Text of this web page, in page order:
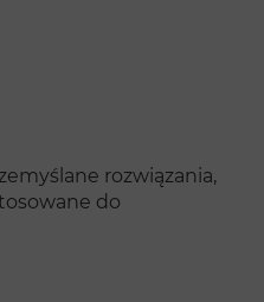
rozwiązania,
do